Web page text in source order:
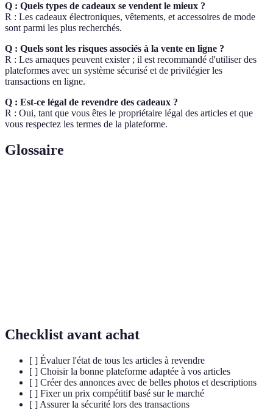
Q : Quels types de cadeaux se vendent le mieux ?
R : Les cadeaux électroniques, vêtements, et accessoires de mode
sont parmi les plus recherchés.
Q : Quels sont les risques associés à la vente en ligne ?
R : Les arnaques peuvent exister ; il est recommandé d'utiliser des
plateformes avec un système sécurisé et de privilégier les
transactions en ligne.
Q : Est-ce légal de revendre des cadeaux ?
R : Oui, tant que vous êtes le propriétaire légal des articles et que
vous respectez les termes de la plateforme.
Glossaire
Checklist avant achat
[ ] Évaluer l'état de tous les articles à revendre
[ ] Choisir la bonne plateforme adaptée à vos articles
[ ] Créer des annonces avec de belles photos et descriptions
[ ] Fixer un prix compétitif basé sur le marché
[ ] Assurer la sécurité lors des transactions